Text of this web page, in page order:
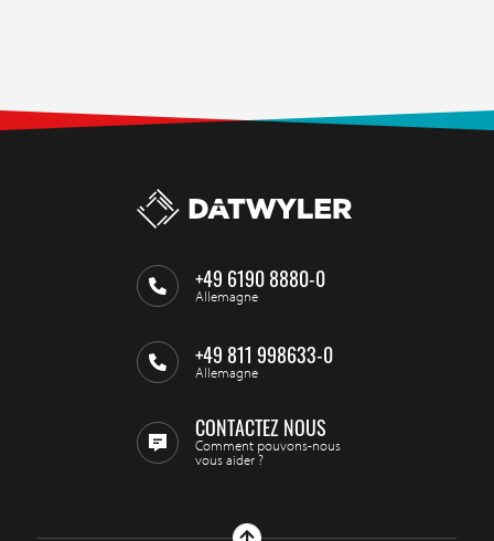
+49 6190 8880-0
Allemagne
+49 811 998633-0
Allemagne
CONTACTEZ NOUS
Comment pouvons-nous
vous aider ?